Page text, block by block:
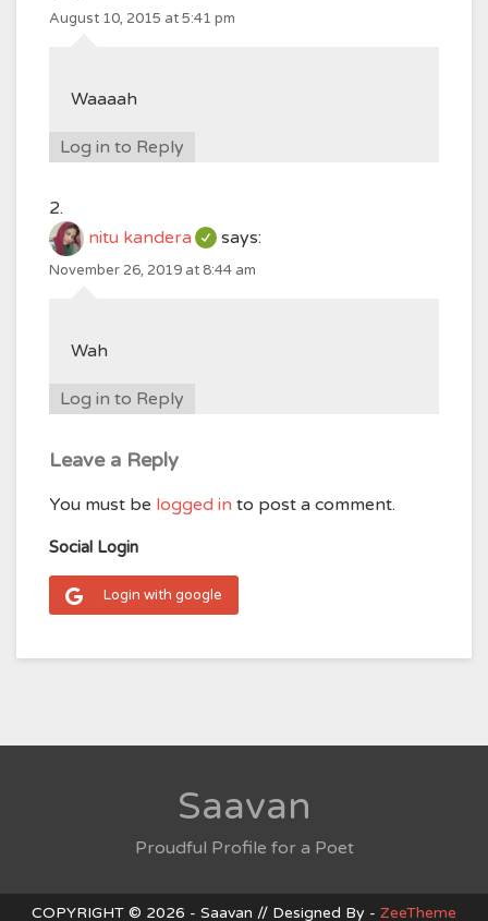
August 10, 2015 at 5:41 pm
Waaaah
Log in to Reply
nitu kandera says:
November 26, 2019 at 8:44 am
Wah
Log in to Reply
Leave a Reply
You must be logged in to post a comment.
Social Login
Login with google
Saavan
Proudful Profile for a Poet
COPYRIGHT © 2026 - Saavan // Designed By - ZeeTheme